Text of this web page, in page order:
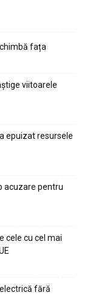
fața
viitoarele
epuizat resursele
acuzare pentru
cele cu cel mai
fără